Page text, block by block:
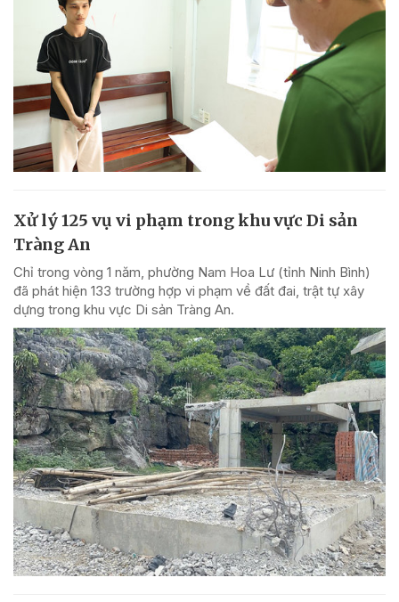
Xử lý 125 vụ vi phạm trong khu vực Di sản
Tràng An
Chỉ trong vòng 1 năm, phường Nam Hoa Lư (tỉnh Ninh Bình)
đã phát hiện 133 trường hợp vi phạm về đất đai, trật tự xây
dựng trong khu vực Di sản Tràng An.